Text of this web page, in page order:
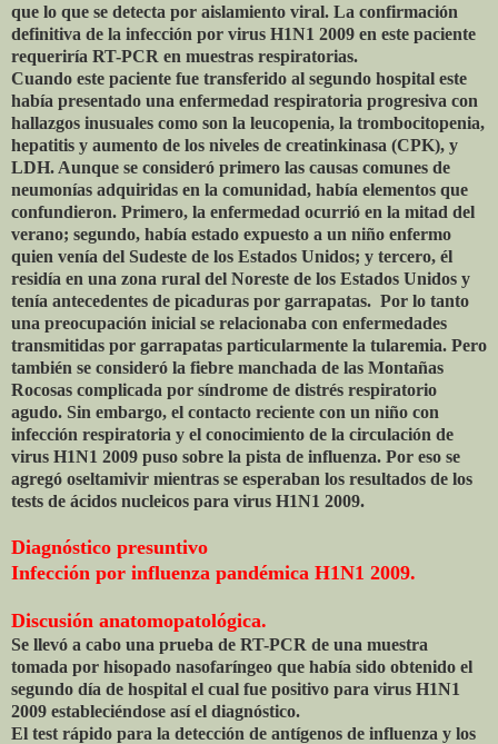
que lo que se detecta por aislamiento viral. La confirmación
definitiva de la infección por virus H1N1 2009 en este paciente
requeriría RT-PCR en muestras respiratorias.
Cuando este paciente fue transferido al segundo hospital este
había presentado una enfermedad respiratoria progresiva con
hallazgos inusuales como son la leucopenia, la trombocitopenia,
hepatitis y aumento de los niveles de creatinkinasa (CPK), y
LDH. Aunque se consideró primero las causas comunes de
neumonías adquiridas en la comunidad, había elementos que
confundieron. Primero, la enfermedad ocurrió en la mitad del
verano; segundo, había estado expuesto a un niño enfermo
quien venía del Sudeste de los Estados Unidos; y tercero, él
residía en una zona rural del Noreste de los Estados Unidos y
tenía antecedentes de picaduras por garrapatas. Por lo tanto
una preocupación inicial se relacionaba con enfermedades
transmitidas por garrapatas particularmente la tularemia. Pero
también se consideró la fiebre manchada de las Montañas
Rocosas complicada por síndrome de distrés respiratorio
agudo. Sin embargo, el contacto reciente con un niño con
infección respiratoria y el conocimiento de la circulación de
virus H1N1 2009 puso sobre la pista de influenza. Por eso se
agregó oseltamivir mientras se esperaban los resultados de los
tests de ácidos nucleicos para virus H1N1 2009.
Diagnóstico presuntivo
Infección por influenza pandémica H1N1 2009.
Discusión anatomopatológica.
Se llevó a cabo una prueba de RT-PCR de una muestra
tomada por hisopado nasofaríngeo que había sido obtenido el
segundo día de hospital el cual fue positivo para virus H1N1
2009 estableciéndose así el diagnóstico.
El test rápido para la detección de antígenos de influenza y los